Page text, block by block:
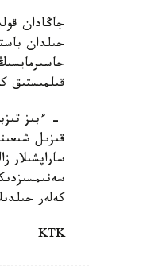
جاڭادان
جىلدان
قىلمىستىق كودەكس
- ءبىز
قىزىل
ساراپشىلار
كەلەر
KTK